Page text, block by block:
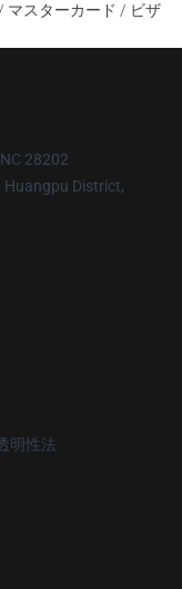
マスターカード / ビザ
28202
Huangpu District,
明性法